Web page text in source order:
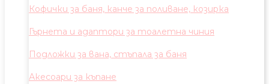
Кофички за баня, канче за поливане, козирка
Гърнета и адаптори за тоалетна чиния
Подложки за вана, стъпала за баня
Акесоари за къпане